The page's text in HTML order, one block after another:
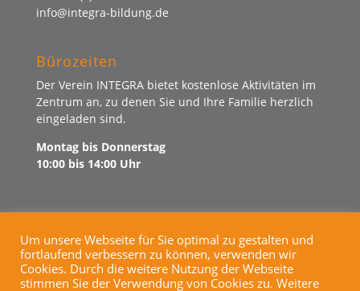
info@integra-bildung.de
Bürozeiten
Der Verein INTEGRA bietet kostenlose Aktivitäten im
Zentrum an, zu denen Sie und Ihre Familie herzlich
eingeladen sind.
Montag bis Donnerstag
10:00 bis 14:00 Uhr
KINDERSCHUTZ
SPENDEN
IMPRESSUM
DATENSCHUTZ
Um unsere Webseite für Sie optimal zu gestalten und
fortlaufend verbessern zu können, verwenden wir
Cookies. Durch die weitere Nutzung der Webseite
stimmen Sie der Verwendung von Cookies zu. Weitere